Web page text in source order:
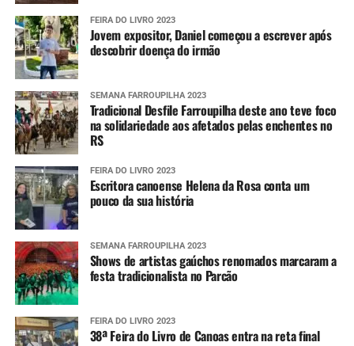
FEIRA DO LIVRO 2023
Jovem expositor, Daniel começou a escrever após
descobrir doença do irmão
SEMANA FARROUPILHA 2023
Tradicional Desfile Farroupilha deste ano teve foco
na solidariedade aos afetados pelas enchentes no
RS
FEIRA DO LIVRO 2023
Escritora canoense Helena da Rosa conta um
pouco da sua história
SEMANA FARROUPILHA 2023
Shows de artistas gaúchos renomados marcaram a
festa tradicionalista no Parcão
FEIRA DO LIVRO 2023
38ª Feira do Livro de Canoas entra na reta final